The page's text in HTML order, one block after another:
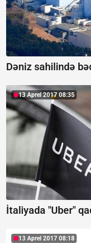
Dəniz sahilində
13 Aprel 2017 08:35
İtaliyada "Uber"
13 Aprel 2017 08:18